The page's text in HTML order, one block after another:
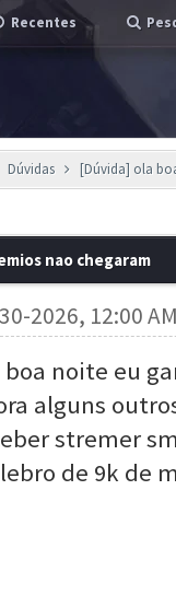
Recentes
Dúvidas [Dúvida] ola
nao chegaram
2026, 12:00
boa noite eu
alguns
stremer
de 9k de